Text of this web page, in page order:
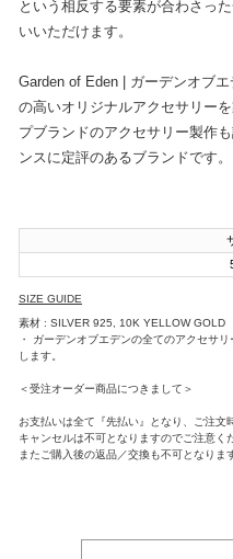
という相反する要素が合わさっ
いいただけます。
Garden of Eden | ガーデンオブ
の高いオリジナルアクセサリー
プブランドのアクセサリー製作
ンスに定評のあるブランドです。
SIZE GUIDE
素材 : SILVER 925, 10K YELLOW GOLD
・ ガーデンオブエデンの全てのアクセサ
します。
＜受注オーダー商品につきまして＞
お支払いは全て『先払い』となり、ご注文
キャンセルは不可となりますのでご注意く
またご購入後の返品／交換も不可となりま